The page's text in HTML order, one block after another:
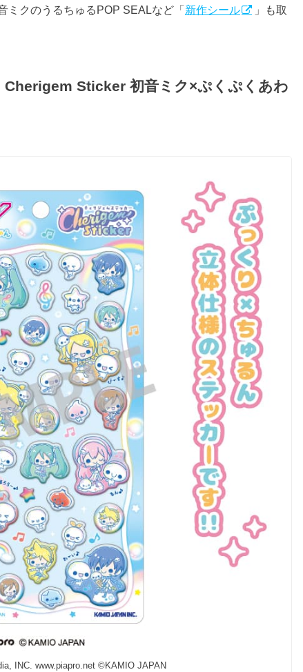
ミクのうるちゅるPOP SEALなど「新作シール
」も取
Cherigem Sticker 初音ミク×ぷくぷくあわ
INC. www.piapro.net ©KAMIO JAPAN